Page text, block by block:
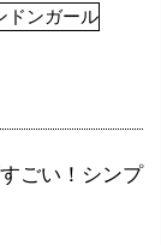
ドンガール
ごい！シンプ